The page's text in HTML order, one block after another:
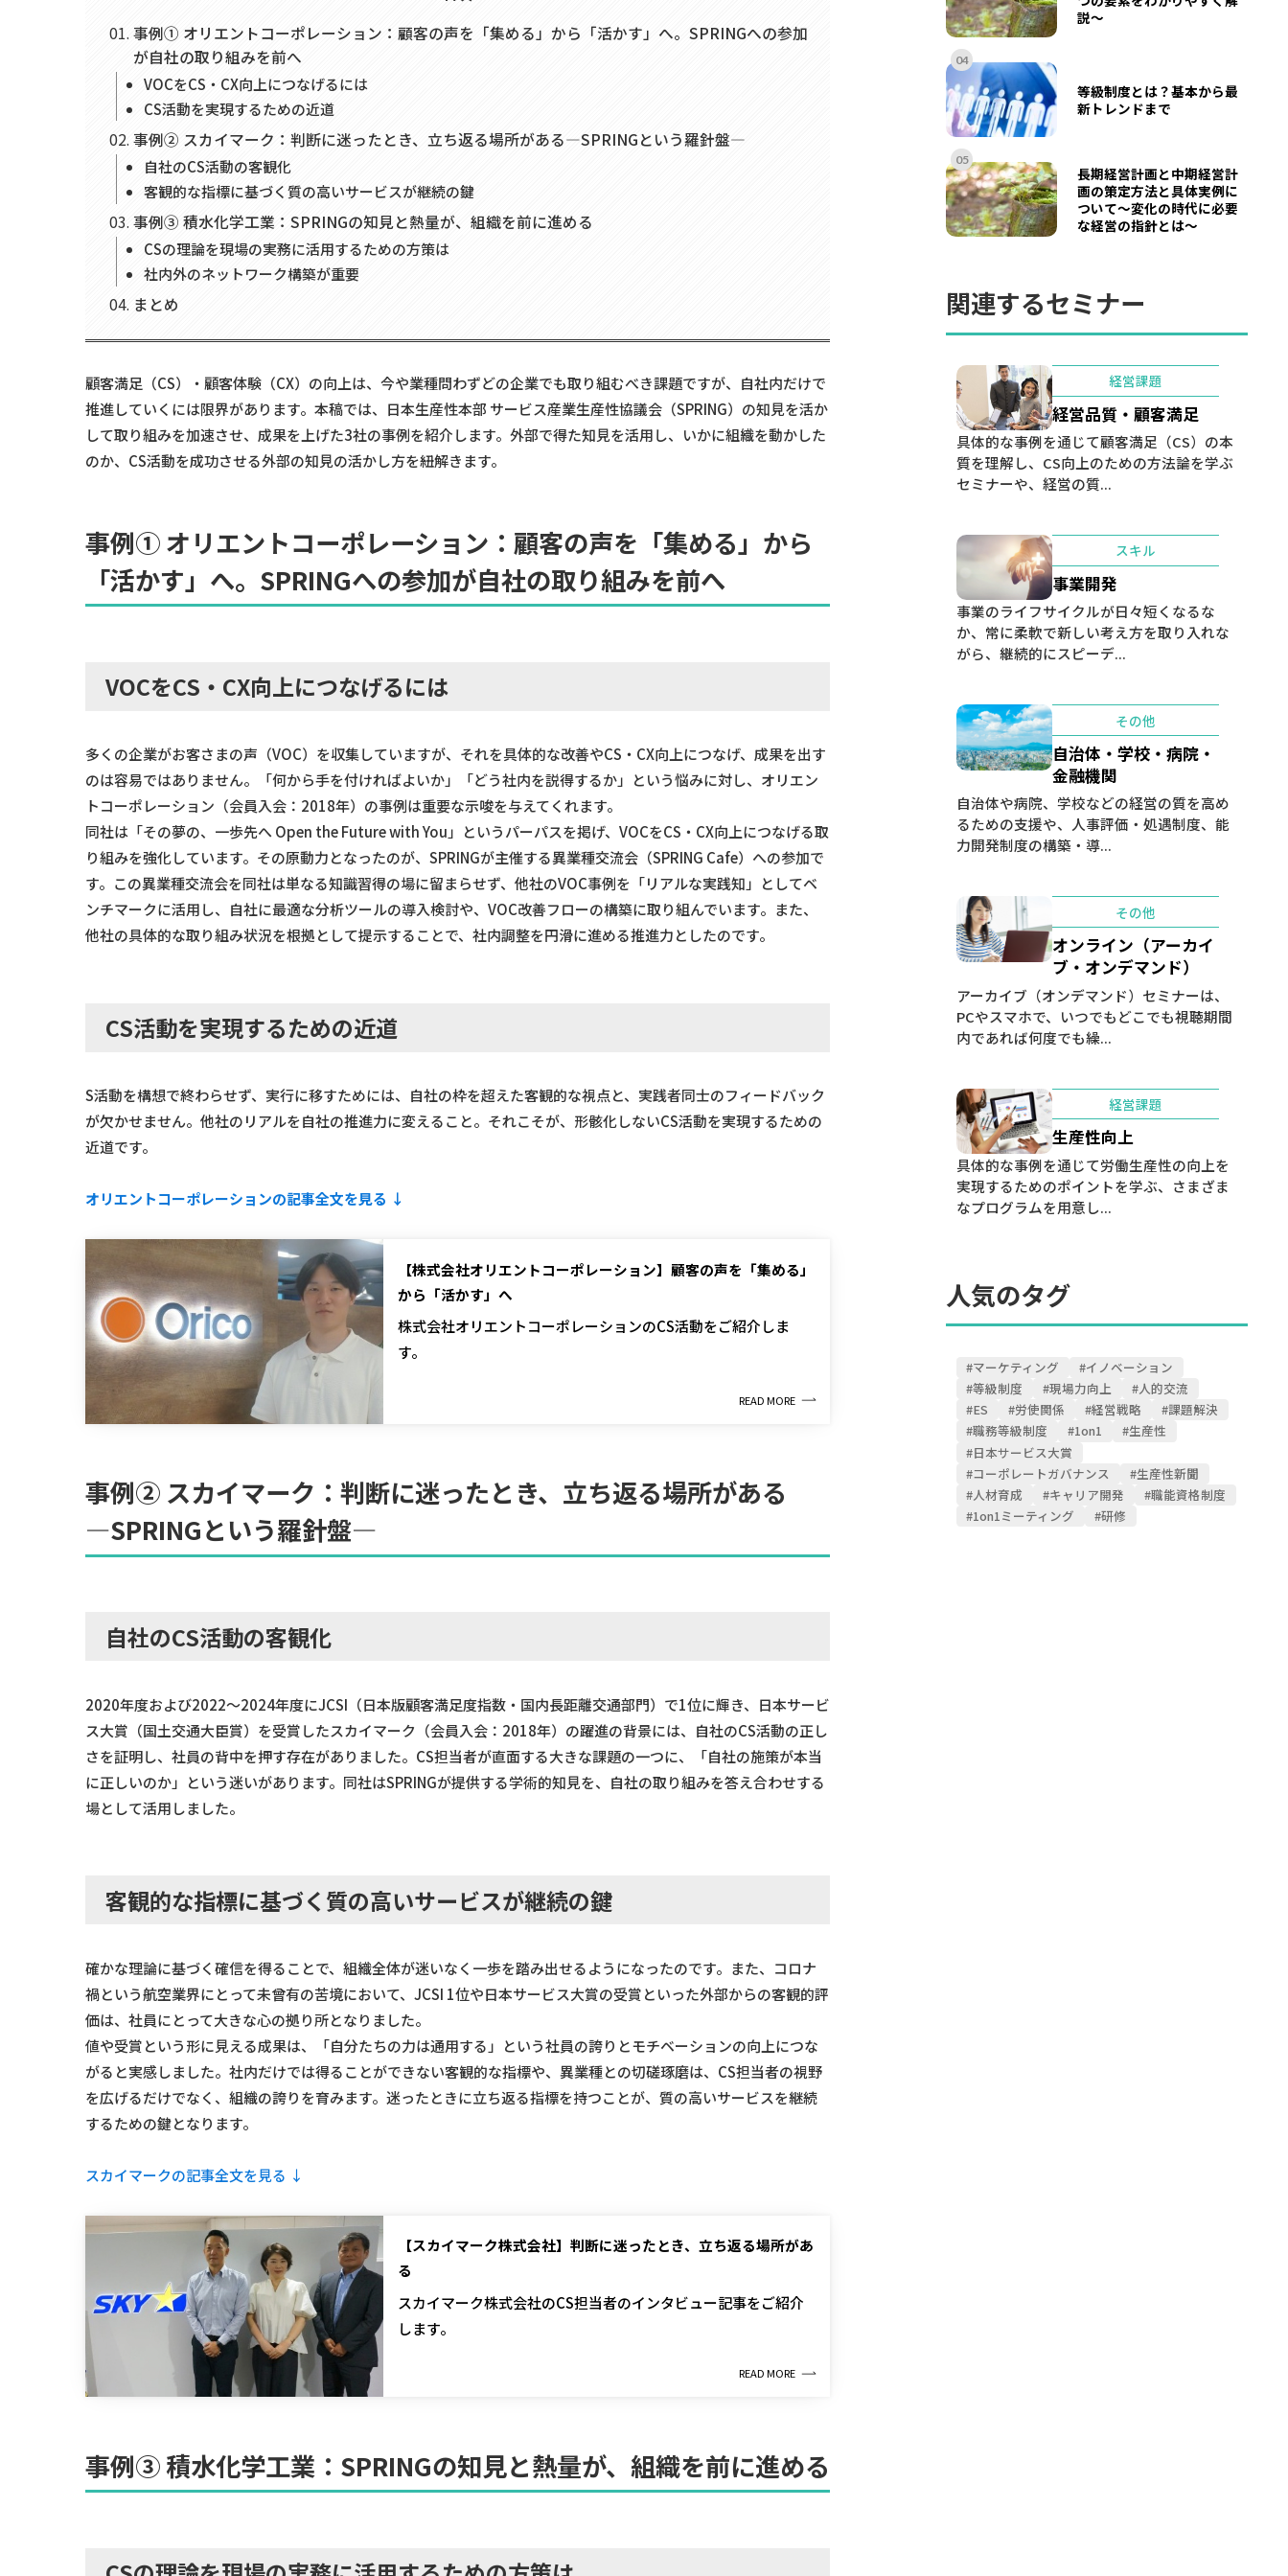
事例① オリエントコーポレーション：顧客の声を「集める」から「活かす」へ。SPRINGへの参加
が自社の取り組みを前へ
VOCをCS・CX向上につなげるには
CS活動を実現するための近道
事例② スカイマーク：判断に迷ったとき、立ち返る場所がある―SPRINGという羅針盤―
自社のCS活動の客観化
客観的な指標に基づく質の高いサービスが継続の鍵
事例③ 積水化学工業：SPRINGの知見と熱量が、組織を前に進める
CSの理論を現場の実務に活用するための方策は
社内外のネットワーク構築が重要
まとめ
顧客満足（CS）・顧客体験（CX）の向上は、今や業種問わずどの企業でも取り組むべき課題ですが、自社内だけで
推進していくには限界があります。本稿では、日本生産性本部 サービス産業生産性協議会（SPRING）の知見を活か
して取り組みを加速させ、成果を上げた3社の事例を紹介します。外部で得た知見を活用し、いかに組織を動かした
のか、CS活動を成功させる外部の知見の活かし方を紐解きます。
事例① オリエントコーポレーション：顧客の声を「集める」から
「活かす」へ。SPRINGへの参加が自社の取り組みを前へ
VOCをCS・CX向上につなげるには
多くの企業がお客さまの声（VOC）を収集していますが、それを具体的な改善やCS・CX向上につなげ、成果を出す
のは容易ではありません。「何から手を付ければよいか」「どう社内を説得するか」という悩みに対し、オリエン
トコーポレーション（会員入会：2018年）の事例は重要な示唆を与えてくれます。
同社は「その夢の、一歩先へ Open the Future with You」というパーパスを掲げ、VOCをCS・CX向上につなげる取
り組みを強化しています。その原動力となったのが、SPRINGが主催する異業種交流会（SPRING Cafe）への参加で
す。この異業種交流会を同社は単なる知識習得の場に留まらせず、他社のVOC事例を「リアルな実践知」としてベ
ンチマークに活用し、自社に最適な分析ツールの導入検討や、VOC改善フローの構築に取り組んでいます。また、
他社の具体的な取り組み状況を根拠として提示することで、社内調整を円滑に進める推進力としたのです。
CS活動を実現するための近道
S活動を構想で終わらせず、実行に移すためには、自社の枠を超えた客観的な視点と、実践者同士のフィードバック
が欠かせません。他社のリアルを自社の推進力に変えること。それこそが、形骸化しないCS活動を実現するための
近道です。
オリエントコーポレーションの記事全文を見る ↓
【株式会社オリエントコーポレーション】顧客の声を「集める」
から「活かす」へ
株式会社オリエントコーポレーションのCS活動をご紹介しま
す。
READ MORE
事例② スカイマーク ：判断に迷ったとき、立ち返る場所がある
―SPRINGという羅針盤―
自社のCS活動の客観化
2020年度および2022～2024年度にJCSI（日本版顧客満足度指数・国内長距離交通部門）で1位に輝き、日本サービ
ス大賞（国土交通大臣賞）を受賞したスカイマーク（会員入会：2018年）の躍進の背景には、自社のCS活動の正し
さを証明し、社員の背中を押す存在がありました。CS担当者が直面する大きな課題の一つに、「自社の施策が本当
に正しいのか」という迷いがあります。同社はSPRINGが提供する学術的知見を、自社の取り組みを答え合わせする
場として活用しました。
客観的な指標に基づく質の高いサービスが継続の鍵
確かな理論に基づく確信を得ることで、組織全体が迷いなく一歩を踏み出せるようになったのです。また、コロナ
禍という航空業界にとって未曾有の苦境において、JCSI 1位や日本サービス大賞の受賞といった外部からの客観的評
価は、社員にとって大きな心の拠り所となりました。
値や受賞という形に見える成果は、「自分たちの力は通用する」という社員の誇りとモチベーションの向上につな
がると実感しました。社内だけでは得ることができない客観的な指標や、異業種との切磋琢磨は、CS担当者の視野
を広げるだけでなく、組織の誇りを育みます。迷ったときに立ち返る指標を持つことが、質の高いサービスを継続
するための鍵となります。
スカイマークの記事全文を見る ↓
【スカイマーク株式会社】判断に迷ったとき、立ち返る場所があ
る
スカイマーク株式会社のCS担当者のインタビュー記事をご紹介
します。
READ MORE
事例③積水化学工業 ： SPRINGの知見と熱量が、組織を前に進める
説～
04
等級制度とは？基本から最
新トレンドまで
05
長期経営計画と中期経営計
画の策定方法と具体実例に
ついて〜変化の時代に必要
な経営の指針とは〜
関連するセミナー
経営課題
経営品質・顧客満足
具体的な事例を通じて顧客満足（CS）の本
質を理解し、CS向上のための方法論を学ぶ
セミナーや、経営の質...
スキル
事業開発
事業のライフサイクルが日々短くなるな
か、常に柔軟で新しい考え方を取り入れな
がら、継続的にスピーデ...
その他
自治体・学校・病院・
金融機関
自治体や病院、学校などの経営の質を高め
るための支援や、人事評価・処遇制度、能
力開発制度の構築・導...
その他
オンライン（アーカイ
ブ・オンデマンド）
アーカイブ（オンデマンド）セミナーは、
PCやスマホで、いつでもどこでも視聴期間
内であれば何度でも繰...
経営課題
生産性向上
具体的な事例を通じて労働生産性の向上を
実現するためのポイントを学ぶ、さまざま
なプログラムを用意し...
人気のタグ
#マーケティング
#イノベーション
#等級制度
#現場力向上
#人的交流
#ES
#労使関係 #経営戦略
#課題解決
#職務等級制度
#1on1
#生産性
#日本サービス大賞
#コーポレートガバナンス
#生産性新聞
#人材育成
#キャリア開発
#職能資格制度
#1on1ミーティング
#研修